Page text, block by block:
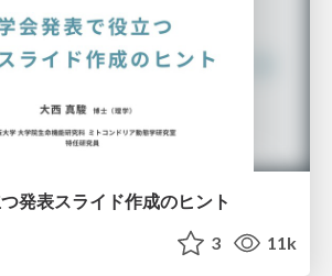
発表スライド作成のヒント
3 11k